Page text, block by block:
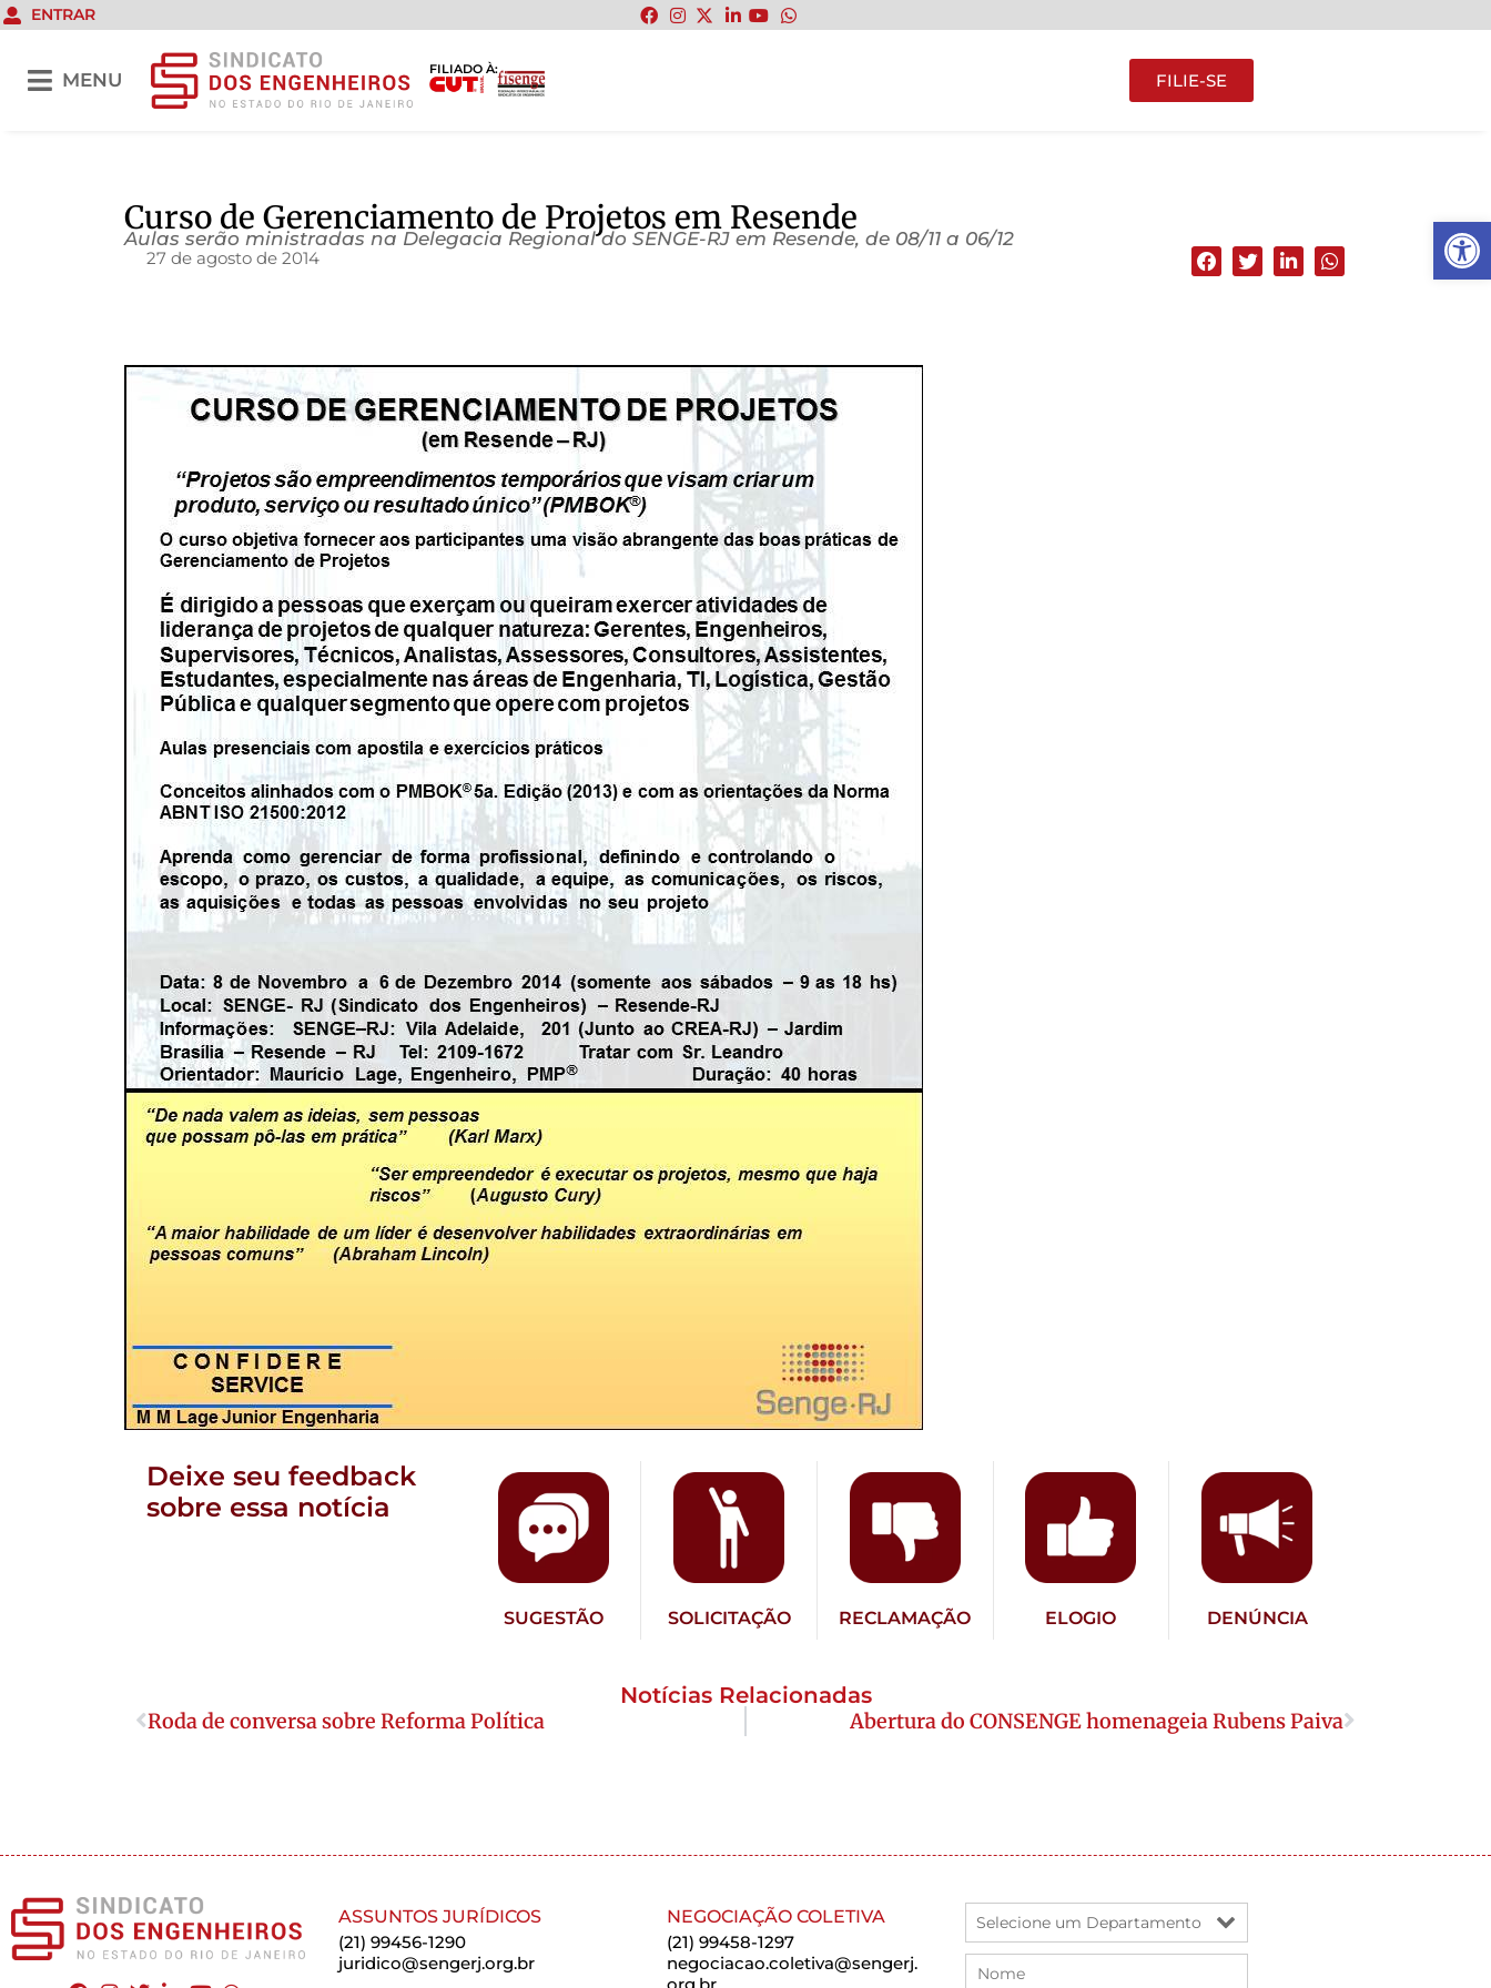
Abrir
ENTRAR
MENU
FILIADO À:
FILIE-SE
Curso de Gerenciamento de Projetos em Resende
Aulas serão ministradas na Delegacia Regional do SENGE-RJ em Resende, de 08/11 a 06/12
27 de agosto de 2014
Deixe seu feedback
sobre essa notícia
SUGESTÃO SOLICITAÇÃO RECLAMAÇÃO ELOGIO DENÚNCIA
Notícias Relacionadas
Roda de conversa sobre Reforma Política Abertura do CONSENGE homenageia Rubens Paiva
ASSUNTOS JURÍDICOS
(21) 99456-1290
juridico@sengerj.org.br
NEGOCIAÇÃO COLETIVA
(21) 99458-1297
negociacao.coletiva@sengerj.